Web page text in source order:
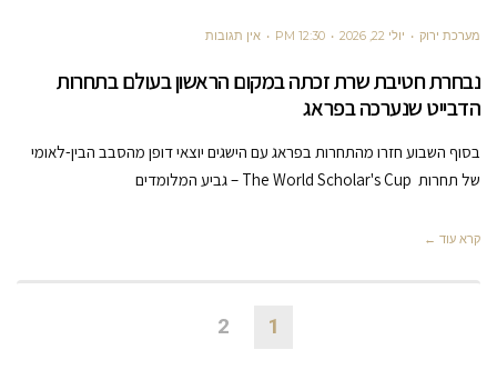
מערכת ירוק יולי 22, 2026 12:30 PM אין תגובות
נבחרת חטיבת שרת זכתה במקום הראשון בעולם בתחרות
הדבייט שנערכה בפראג
בסוף השבוע חזרו מהתחרות בפראג עם הישגים יוצאי דופן מהסבב הבין-לאומי
של תחרות The World Scholar's Cup – גביע המלומדים
קרא עוד ←
1
2